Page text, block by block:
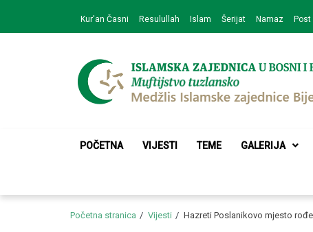
navigation
content
Kur'an Časni Resulullah Islam Šerijat Namaz Post
Medžlis
POČETNA VIJESTI TEME GALERIJA
Početna stranica Vijesti Hazreti Poslanikovo mjesto